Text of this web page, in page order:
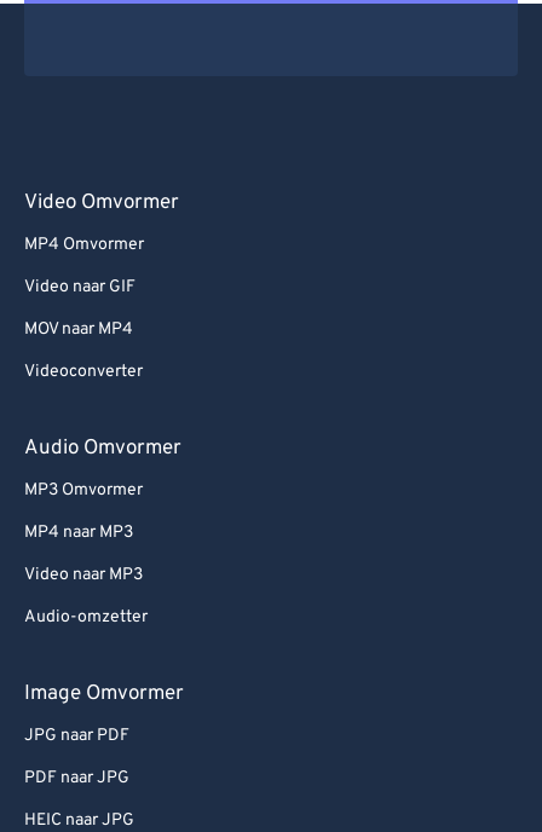
Video Omvormer
MP4 Omvormer
Video naar GIF
MOV naar MP4
Videoconverter
Audio Omvormer
MP3 Omvormer
MP4 naar MP3
Video naar MP3
Audio-omzetter
Image Omvormer
JPG naar PDF
PDF naar JPG
HEIC naar JPG